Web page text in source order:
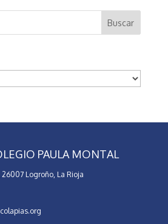
PAULA MONTAL
26007 Logroño, La Rioja